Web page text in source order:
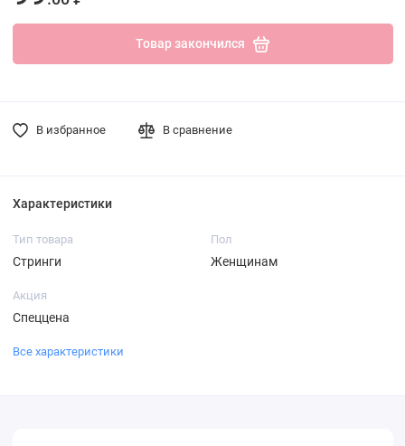
Товар закончился
В избранное В сравнение
Характеристики
Тип товара
Стринги
Пол
Женщинам
Акция
Спеццена
Все характеристики